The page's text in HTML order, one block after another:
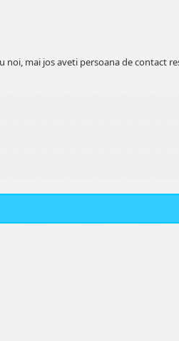
noi, mai jos aveti persoana de contact